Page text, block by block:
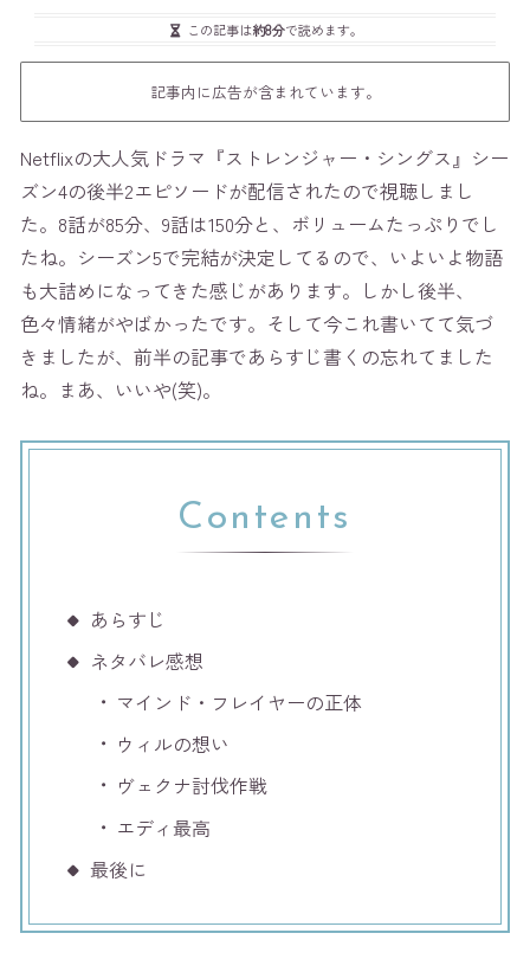
この記事は約8分で読めます。
記事内に広告が含まれています。
Netflixの大人気ドラマ『ストレンジャー・シングス』シー
ズン4の後半2エピソードが配信されたので視聴しまし
た。8話が85分、9話は150分と、ボリュームたっぷりでし
たね。シーズン5で完結が決定してるので、いよいよ物語
も大詰めになってきた感じがあります。しかし後半、
色々情緒がやばかったです。そして今これ書いてて気づ
きましたが、前半の記事であらすじ書くの忘れてました
ね。まあ、いいや(笑)。
Contents
あらすじ
ネタバレ感想
マインド・フレイヤーの正体
ウィルの想い
ヴェクナ討伐作戦
エディ最高
最後に